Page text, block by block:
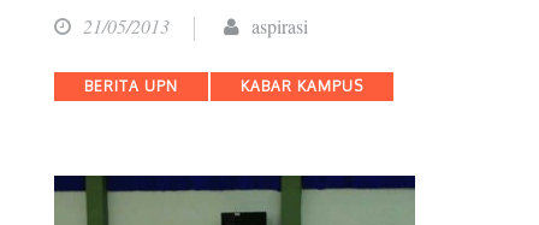
21/05/2013 aspirasi
Categories
BERITA UPN KABAR KAMPUS